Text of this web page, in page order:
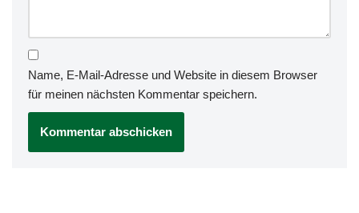
Name, E-Mail-Adresse und Website in diesem Browser
für meinen nächsten Kommentar speichern.